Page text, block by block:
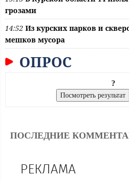
грозами
14:52 Из курских парков и
мешков мусора
ОПРОС
?
ПОСЛЕДНИЕ
РЕКЛАМА